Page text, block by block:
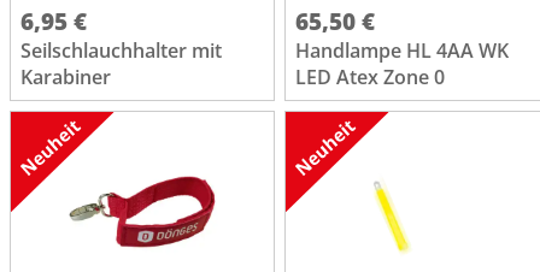
6,95 €
Seilschlauchhalter mit
Karabiner
65,50 €
Handlampe HL 4AA WK
LED Atex Zone 0